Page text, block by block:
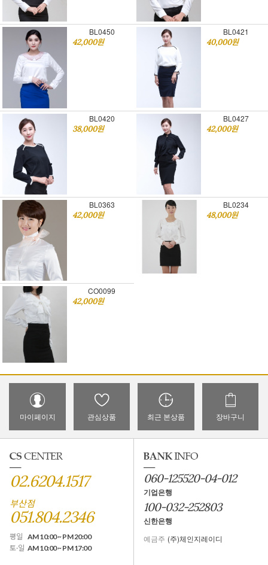
BL0450
42,000원
BL0421
40,000원
BL0420
38,000원
BL0427
42,000원
BL0363
42,000원
BL0234
48,000원
CO0099
42,000원
마이페이지 관심상품 최근 본상품 장바구니
02.6204.1517
부산점
051.804.2346
평일 AM 10:00 ~ PM 20:00
토·일 AM 10:00 ~ PM 17:00
060-125520-04-012
기업은행
100-032-252803
신한은행
예금주 (주)체인지레이디